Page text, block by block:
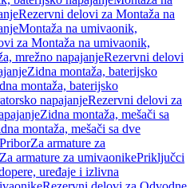
Rezervni delovi za Montaža na
Montaža na umivaonik,
za Montaža na umivaonik,
mrežno napajanjeRezervni delovi
Zidna montaža, baterijsko
montaža, baterijsko
napajanjeRezervni delovi za
Zidna montaža, mešači sa
montaža, mešači sa dve
Za armature za
armature za umivaonikePriključci
uređaje i izlivna